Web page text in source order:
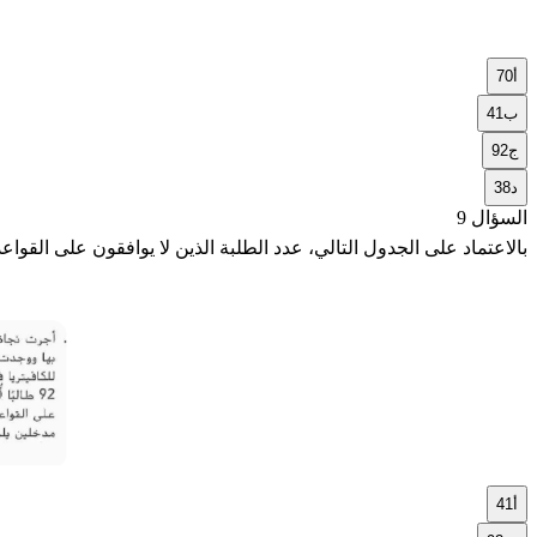
أ70
ب41
ج92
د38
السؤال 9
بالاعتماد على الجدول التالي، عدد الطلبة الذين لا يوافقون على
أ41